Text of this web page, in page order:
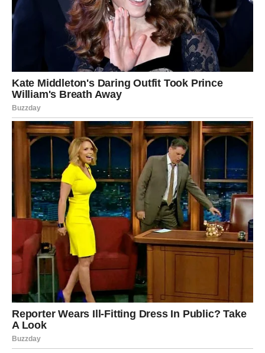
Ono što se čini kao jednostavan kolač zapravo je osebujni
desert napravljen od sladoleda koji je stručno pomiješan s
raznim blagim sastojcima i okusima, što mu daje izgled
kolača.
Iako se nazivi Baiser, Merlinge i Puslice mogu razlikovati u
različitim gradovima, oni u konačnici označavaju isti koncept.
Jedinstvena ledena torta “smek” napravljena je obilato
umiješanim poljupcem, hrskavom ribanom čokoladom i malo
ruma.